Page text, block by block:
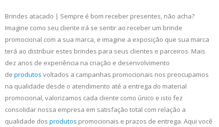
Brindes atacado | Sempre é bom receber presentes, não acha?
Imagine como seu cliente irá se sentir ao receber um brinde
promocional com a sua marca, e imagine a exposição que sua marca
terá ao distribuir estes brindes para seus clientes e parceiros. Mais
dez anos de experiência na criação e desenvolvimento
de produtos voltados a campanhas promocionais nos preocupamos
na qualidade desde o atendimento até a entrega do material
promocional, valorizamos cada cliente como único e isto fez
consolidar nossa empresa em satisfação total com relação a
qualidade dos produtos promocionais e prazos de entrega. Aqui você